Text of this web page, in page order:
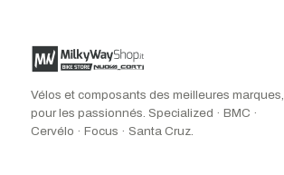
Vélos et composants des meilleures marques,
pour les passionnés. Specialized · BMC ·
Cervélo · Focus · Santa Cruz.